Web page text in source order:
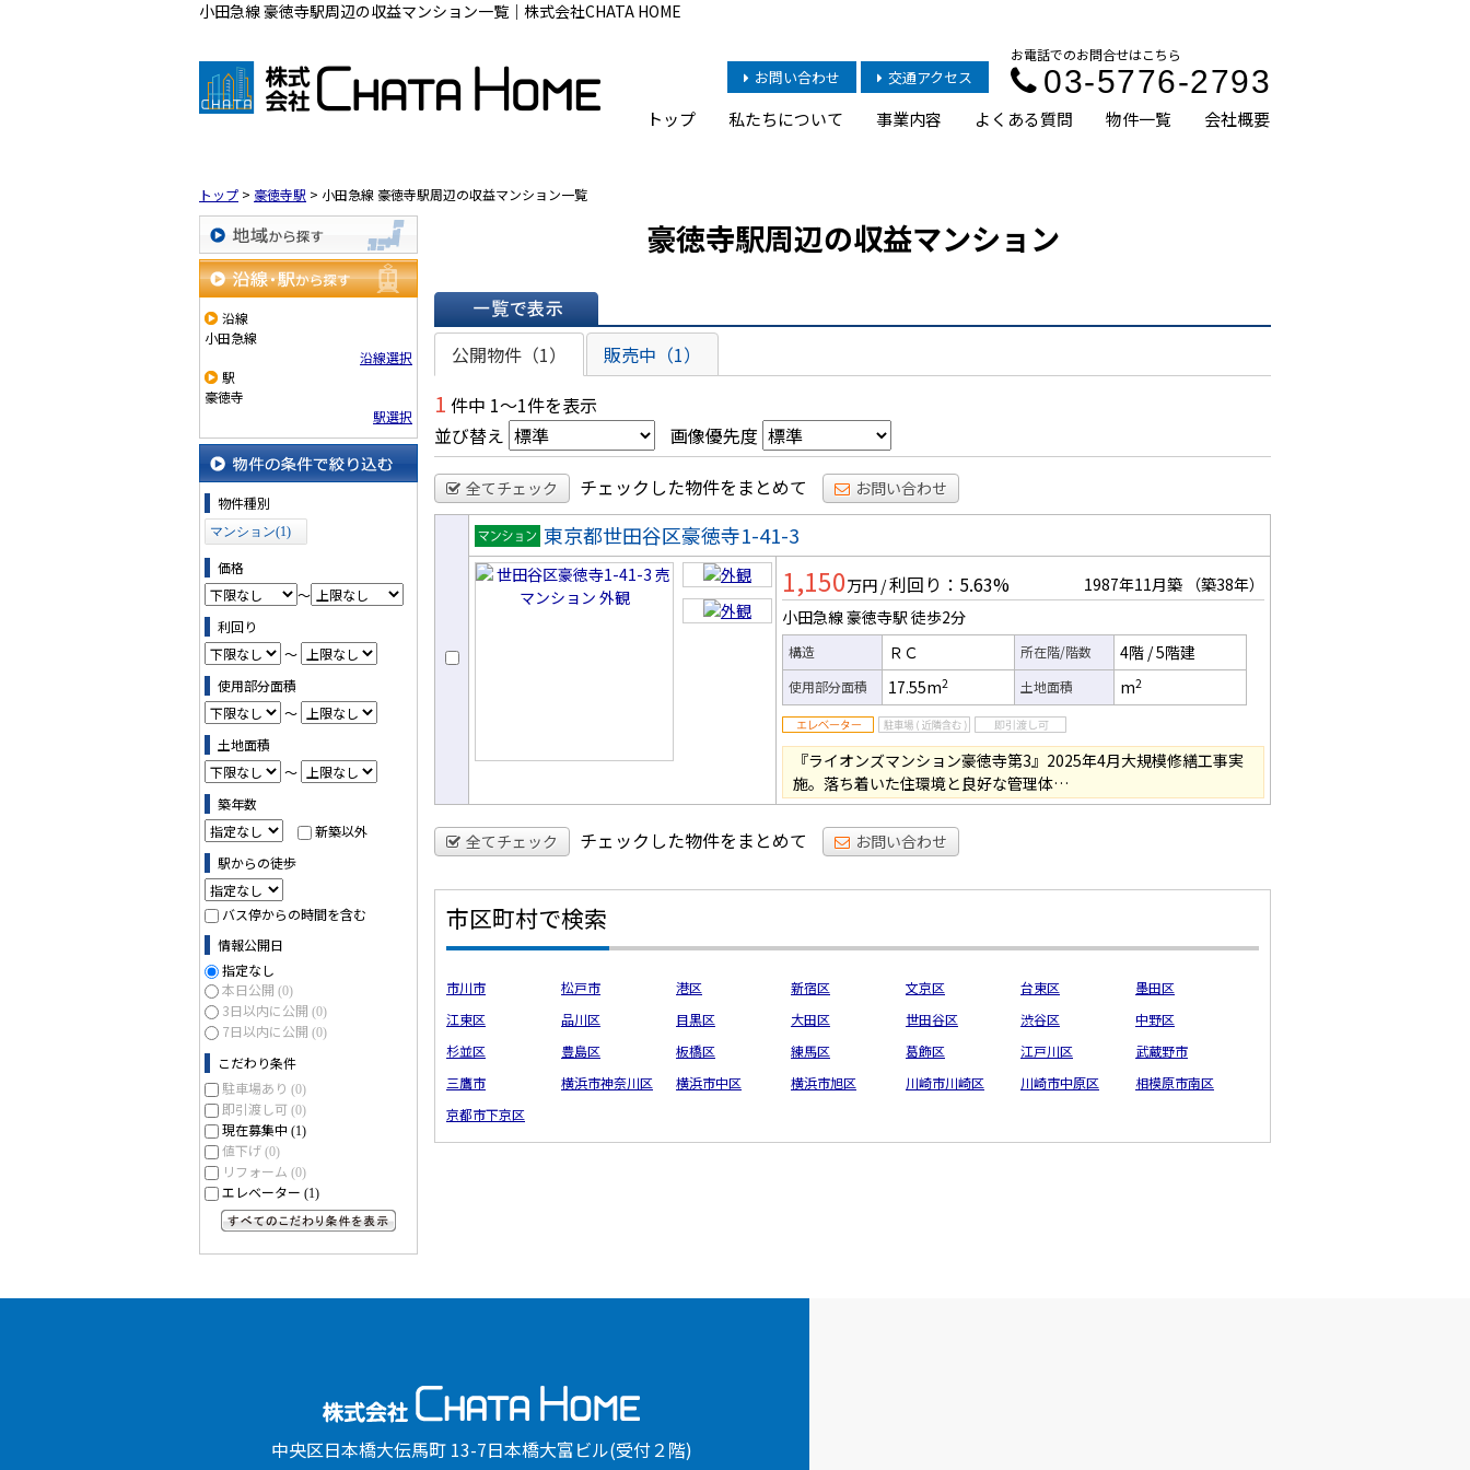
小田急線 豪徳寺駅周辺の収益マンション一覧｜株式会社CHATA HOME
お電話でのお問合せはこちら
03-5776-2793
お問い合わせ 交通アクセス
トップ 私たちについて 事業内容 よくある質問 物件一覧 会社概要
トップ > 豪徳寺駅 > 小田急線 豪徳寺駅周辺の収益マンション一覧
地域から探す
沿線・駅から探す
沿線
小田急線
沿線選択
駅
豪徳寺
駅選択
物件の条件で絞り込む
物件種別
マンション(1)
価格
～
利回り
～
使用部分面積
～
土地面積
～
築年数
新築以外
駅からの徒歩
バス停からの時間を含む
情報公開日
指定なし
本日公開 (0)
3日以内に公開 (0)
7日以内に公開 (0)
こだわり条件
駐車場あり (0)
即引渡し可 (0)
現在募集中 (1)
値下げ (0)
リフォーム (0)
エレベーター (1)
豪徳寺駅周辺の収益マンション
一覧で表示
公開物件（1） 販売中（1）
1 件中 1～1件を表示
並び替え
画像優先度
全てチェック チェックした物件をまとめて お問い合わせ
売マンシ
ョン
東京都世田谷区豪徳寺1-41-3
1,150万円 /利回り：5.63% 1987年11月築
（築38年）
小田急線 豪徳寺駅 徒歩2分
構造 ＲＣ 所在階/階数 4階 /5階建
使用部分面積 17.55m2 土地面積 m2
『ライオンズマンション豪徳寺第3』2025年4月大規模修繕工事実
施。落ち着いた住環境と良好な管理体…
全てチェック チェックした物件をまとめて お問い合わせ
市区町村で検索
市川市 松戸市 港区 新宿区 文京区 台東区
墨田区
江東区
品川区 目黒区 大田区 世田谷区 渋谷区
中野区
杉並区
豊島区 板橋区 練馬区 葛飾区 江戸川区
武蔵野市
三鷹市
横浜市神奈川区 横浜市中区 横浜市旭区 川崎市川崎区 川崎市中原区
相模原市南区
京都市下京区
中央区日本橋大伝馬町 13-7日本橋大富ビル(受付２階)